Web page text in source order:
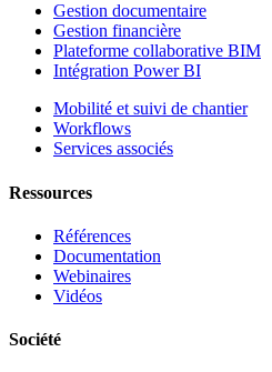
Gestion documentaire
Gestion financière
Plateforme collaborative BIM
Intégration Power BI
Mobilité et suivi de chantier
Workflows
Services associés
Ressources
Références
Documentation
Webinaires
Vidéos
Société